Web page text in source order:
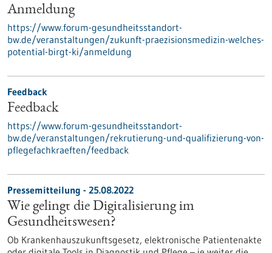
Anmeldung
https://www.forum-gesundheitsstandort-
bw.de/veranstaltungen/zukunft-praezisionsmedizin-welches-
potential-birgt-ki/anmeldung
Feedback
Feedback
https://www.forum-gesundheitsstandort-
bw.de/veranstaltungen/rekrutierung-und-qualifizierung-von-
pflegefachkraeften/feedback
Pressemitteilung - 25.08.2022
Wie gelingt die Digitalisierung im
Gesundheitswesen?
Ob Krankenhauszukunftsgesetz, elektronische Patientenakte